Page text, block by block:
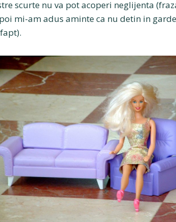
scurte nu va pot acoperi neglijenta
mi-am adus aminte ca nu detin in